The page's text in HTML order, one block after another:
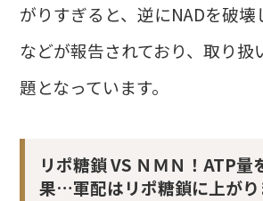
がりすぎると、逆にNADを破壊
などが報告されており、取り扱
題となっています。
リポ糖鎖 VS ＮＭＮ！ATP量
果…軍配はリポ糖鎖に上がり